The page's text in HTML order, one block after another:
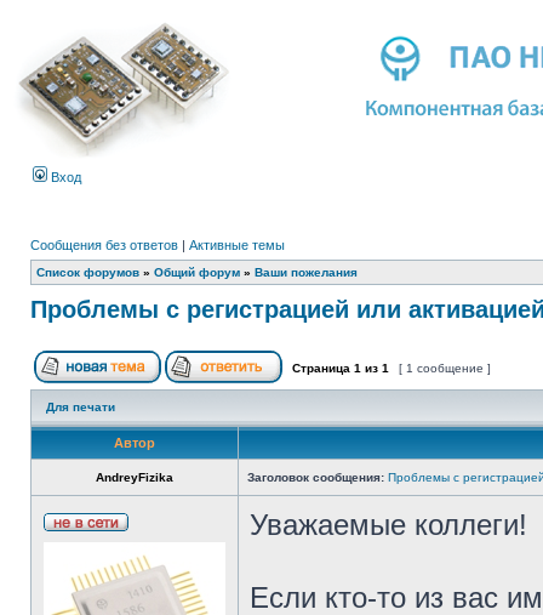
Вход
Сообщения без ответов | Активные темы
Список форумов » Общий форум » Ваши пожелания
Проблемы с регистрацией или
Страница 1 из 1 [ 1 сообщение ]
Для печати
Автор
AndreyFizika Заголовок сообщения: Проблемы с
Уважаемые коллеги!
Если кто-то из вас